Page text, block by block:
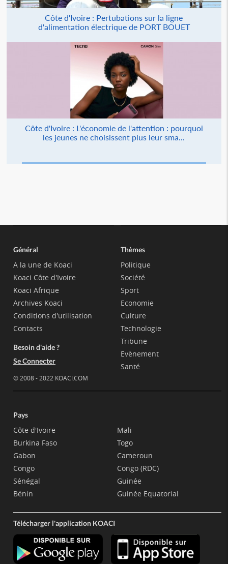
Côte d'Ivoire : Pertubations sur la ligne
d'alimentation électrique de PORT BOUET
Côte d'Ivoire : L'économie de l'attention : pourquoi
les jeunes ne choisissent plus leur sma...
Général
A la une de Koaci
Koaci Côte d'Ivoire
Koaci Afrique
Archives Koaci
Conditions d'utilisation
Contacts
Besoin d'aide ?
Se Connecter
© 2008 - 2022 KOACI.COM
Thèmes
Politique
Société
Sport
Economie
Culture
Technologie
Tribune
Evènement
Santé
Pays
Côte d'Ivoire
Burkina Faso
Gabon
Congo
Sénégal
Bénin
Mali
Togo
Cameroun
Congo (RDC)
Guinée
Guinée Equatorial
Télécharger l'application KOACI